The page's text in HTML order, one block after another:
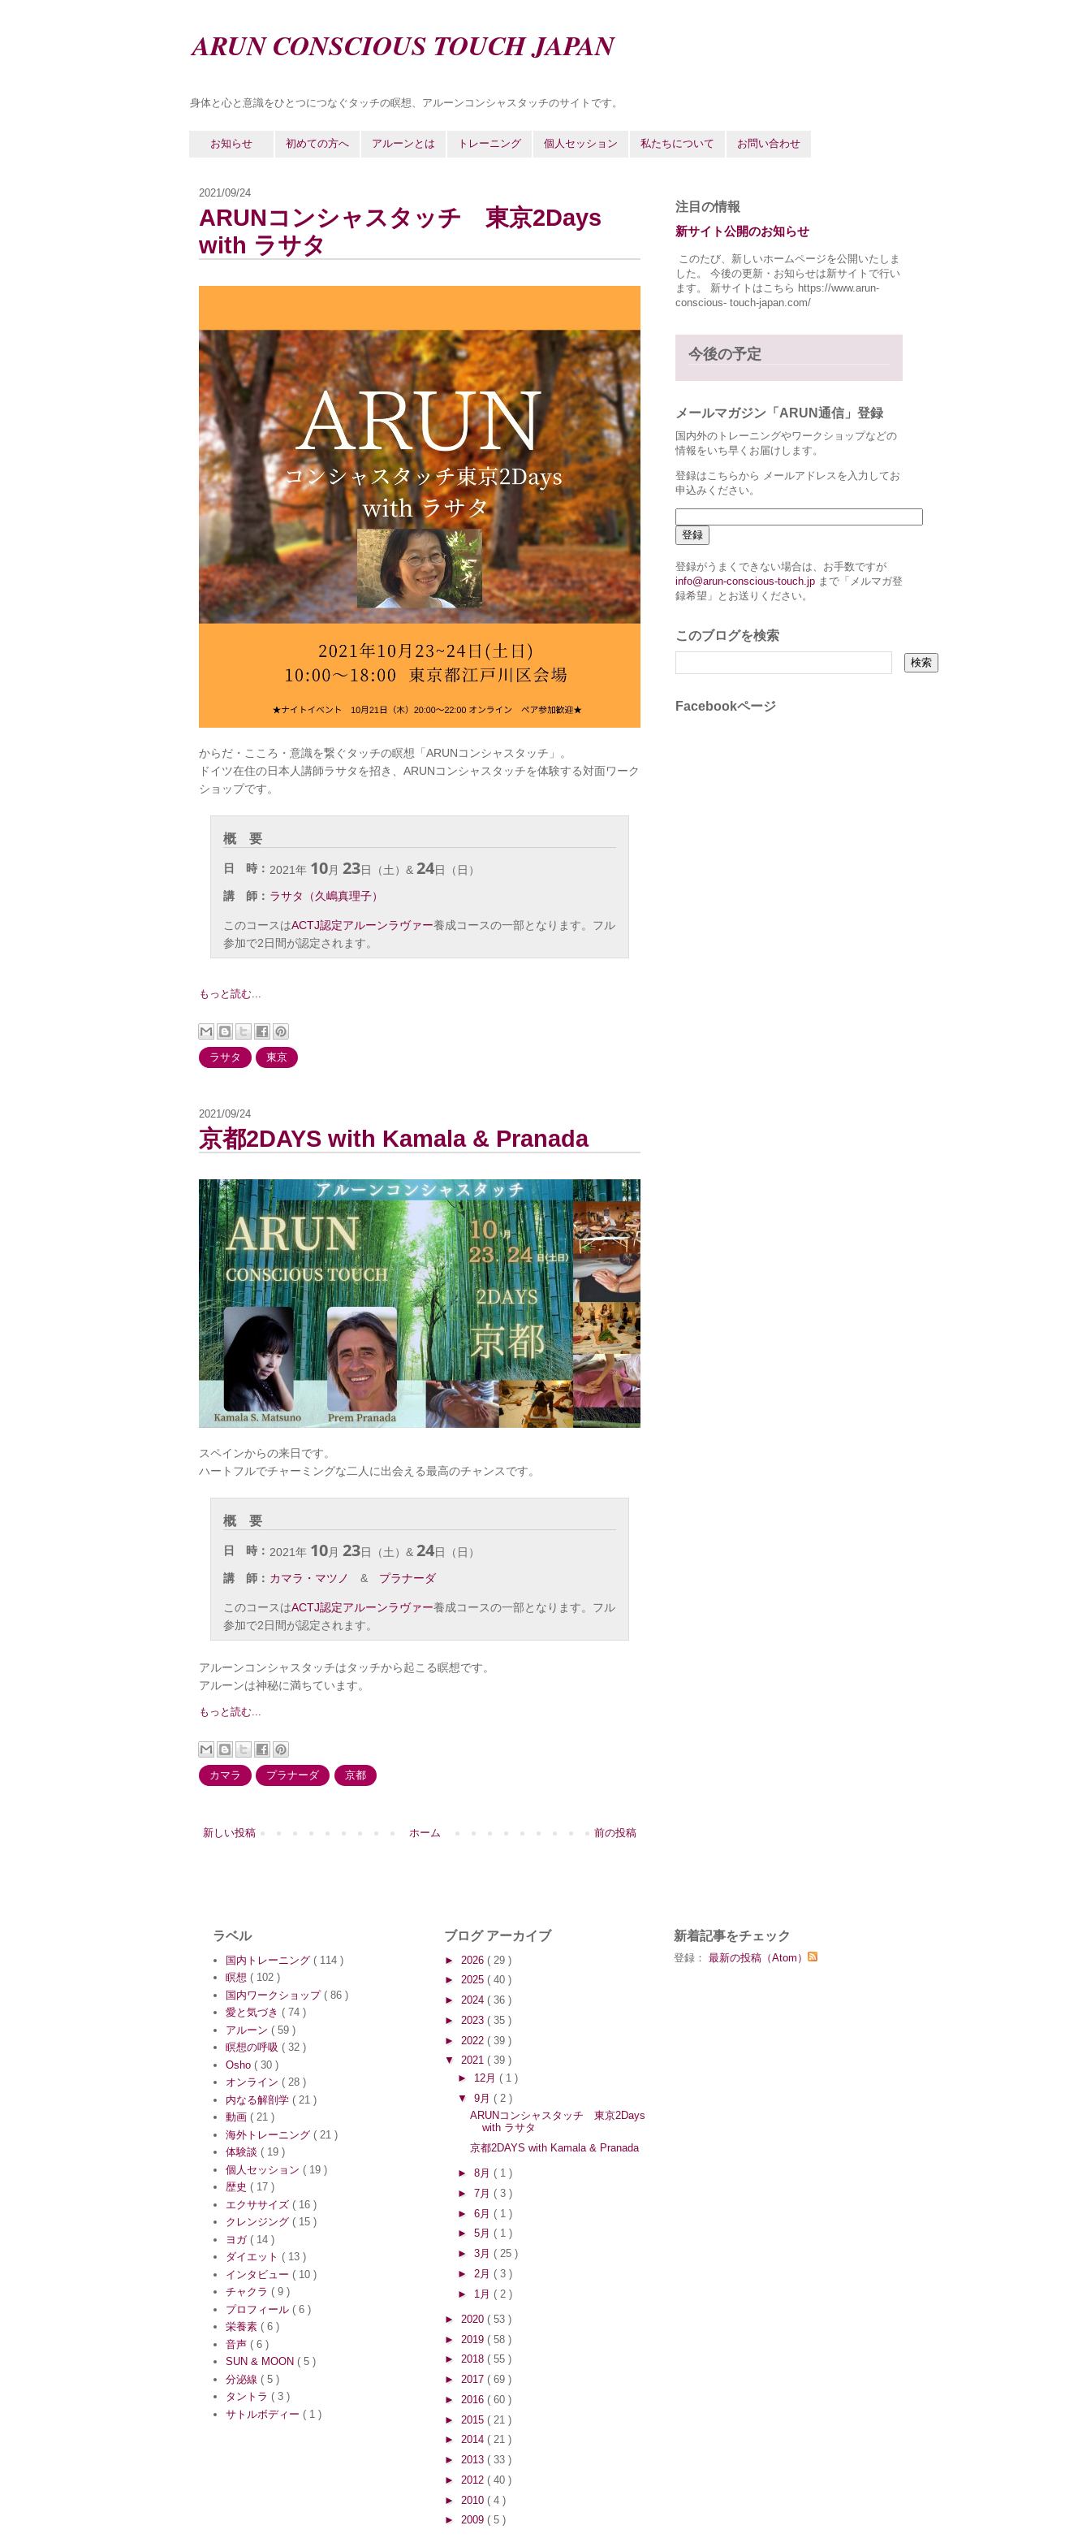
ARUN CONSCIOUS TOUCH JAPAN
身体と心と意識をひとつにつなぐタッチの瞑想、アルーンコンシャスタッチのサイトです。
お知らせ 初めての方へ アルーンとは トレーニング 個人セッション 私たちについて お問い合わせ
2021/09/24
ARUNコンシャスタッチ 東京2Days
with ラサタ
からだ・こころ・意識を繋ぐタッチの瞑想「ARUNコンシャスタッチ」。
ドイツ在住の日本人講師ラサタを招き、ARUNコンシャスタッチを体験する対面ワーク
ショップです。
概 要
日 時： 2021年 10月 23日（土）& 24日（日）
講 師： ラサタ（久嶋真理子）
このコースはACTJ認定アルーンラヴァー養成コースの一部となります。フル
参加で2日間が認定されます。
もっと読む...
ラサタ 東京
2021/09/24
京都2DAYS with Kamala & Pranada
スペインからの来日です。
ハートフルでチャーミングな二人に出会える最高のチャンスです。
概 要
日 時： 2021年 10月 23日（土）& 24日（日）
講 師： カマラ・マツノ & プラナーダ
このコースはACTJ認定アルーンラヴァー養成コースの一部となります。フル
参加で2日間が認定されます。
アルーンコンシャスタッチはタッチから起こる瞑想です。
アルーンは神秘に満ちています。
もっと読む...
カマラ プラナーダ 京都
新しい投稿 前の投稿
ホーム
注目の情報
新サイト公開のお知らせ
このたび、新しいホームページを公開いたしま
した。 今後の更新・お知らせは新サイトで行い
ます。 新サイトはこちら https://www.arun-
conscious- touch-japan.com/
今後の予定
メールマガジン「ARUN通信」登録
国内外のトレーニングやワークショップなどの
情報をいち早くお届けします。
登録はこちらから メールアドレスを入力してお
申込みください。
登録がうまくできない場合は、お手数ですが
info@arun-conscious-touch.jp まで「メルマガ登
録希望」とお送りください。
このブログを検索
Facebookページ
ラベル
国内トレーニング( 114 )
瞑想( 102 )
国内ワークショップ( 86 )
愛と気づき( 74 )
アルーン( 59 )
瞑想の呼吸( 32 )
Osho( 30 )
オンライン( 28 )
内なる解剖学( 21 )
動画( 21 )
海外トレーニング( 21 )
体験談( 19 )
個人セッション( 19 )
歴史( 17 )
エクササイズ( 16 )
クレンジング( 15 )
ヨガ( 14 )
ダイエット( 13 )
インタビュー( 10 )
チャクラ( 9 )
プロフィール( 6 )
栄養素( 6 )
音声( 6 )
SUN & MOON( 5 )
分泌線( 5 )
タントラ( 3 )
サトルボディー( 1 )
ブログ アーカイブ
► 2026 ( 29 )
► 2025 ( 40 )
► 2024 ( 36 )
► 2023 ( 35 )
► 2022 ( 39 )
▼ 2021 ( 39 )
► 12月 ( 1 )
▼ 9月 ( 2 )
ARUNコンシャスタッチ 東京2Days
with ラサタ
京都2DAYS with Kamala & Pranada
► 8月 ( 1 )
► 7月 ( 3 )
► 6月 ( 1 )
► 5月 ( 1 )
► 3月 ( 25 )
► 2月 ( 3 )
► 1月 ( 2 )
► 2020 ( 53 )
► 2019 ( 58 )
► 2018 ( 55 )
► 2017 ( 69 )
► 2016 ( 60 )
► 2015 ( 21 )
► 2014 ( 21 )
► 2013 ( 33 )
► 2012 ( 40 )
► 2010 ( 4 )
► 2009 ( 5 )
新着記事をチェック
登録： 最新の投稿（Atom）